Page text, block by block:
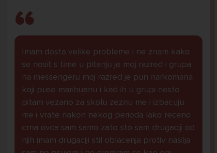
Imam dosta velike probleme i ne znam kako
se nosit s time u pitanju je moj razred i grupa
na messengeru moj razred je pun narkomana
koji puse marihuanu i kad ih u grupi nesto
pitam vezano za skolu zeznu me i izbacuju
me i vrate nakon nekog perioda lako receno
crna ovca sam samo zato sto sam drugaciji od
njih imam drugaciji stil oblacenja protiv nasilja